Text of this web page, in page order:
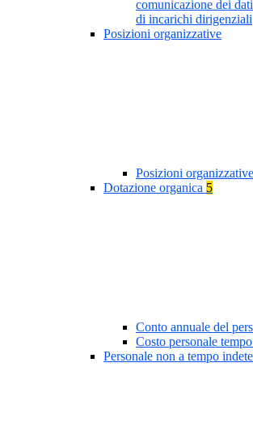
comunicazione dei
di incarichi dirigenziali
Posizioni organizzative
Posizioni organizzative
Dotazione organica 5
Conto annuale del
Costo personale
Personale non a tempo